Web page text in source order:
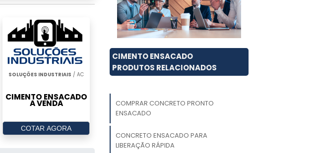
SOLUÇÕES INDUSTRIAIS / AC
CIMENTO ENSACADO
A VENDA
COTAR AGORA
CIMENTO ENSACADO
PRODUTOS RELACIONADOS
COMPRAR CONCRETO PRONTO
ENSACADO
CONCRETO ENSACADO PARA
LIBERAÇÃO RÁPIDA